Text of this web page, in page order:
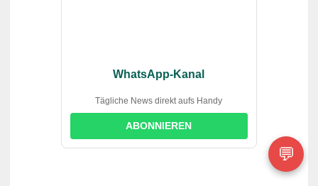
WhatsApp-Kanal
Tägliche News direkt aufs Handy
ABONNIEREN
💬